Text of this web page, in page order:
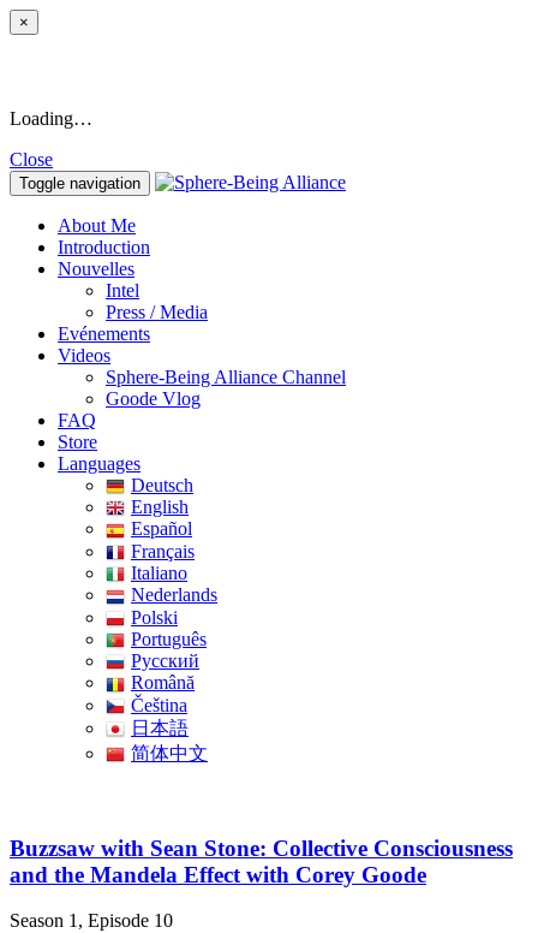
×
Loading…
Close
Toggle navigation
About Me
Introduction
Nouvelles
Intel
Press / Media
Evénements
Videos
Sphere-Being Alliance Channel
Goode Vlog
FAQ
Store
Languages
Deutsch
English
Español
Français
Italiano
Nederlands
Polski
Português
Pусский
Română
Čeština
日本語
简体中文
Buzzsaw with Sean Stone: Collective Consciousness
and the Mandela Effect with Corey Goode
Season 1, Episode 10